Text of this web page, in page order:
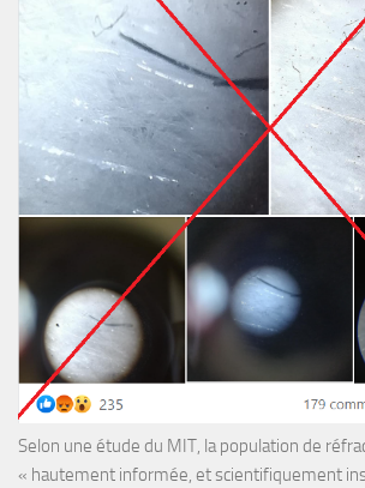
Selon une étude du MIT, la population de
« hautement informée, et scientifiquement